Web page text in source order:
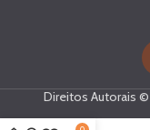
Direitos Autorais